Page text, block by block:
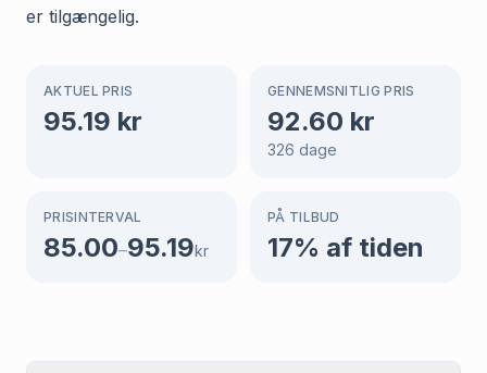
er tilgængelig.
AKTUEL PRIS
95.19 kr
GENNEMSNITLIG PRIS
92.60 kr
326 dage
PRISINTERVAL
85.00–95.19kr
PÅ TILBUD
17% af tiden